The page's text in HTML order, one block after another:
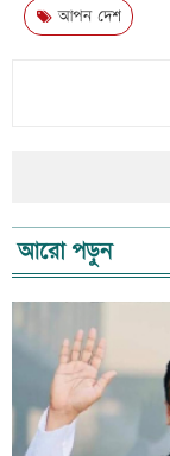
আপন দেশ
আরো পড়ুন